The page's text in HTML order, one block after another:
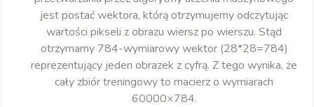
jest postać wektora, którą otrzymujemy odczytując
wartości pikseli z obrazu wiersz po wierszu. Stąd
otrzymamy 784-wymiarowy wektor (28*28=784)
reprezentujący jeden obrazek z cyfrą. Z tego wynika, że
cały zbiór treningowy to macierz o wymiarach
60000×784.